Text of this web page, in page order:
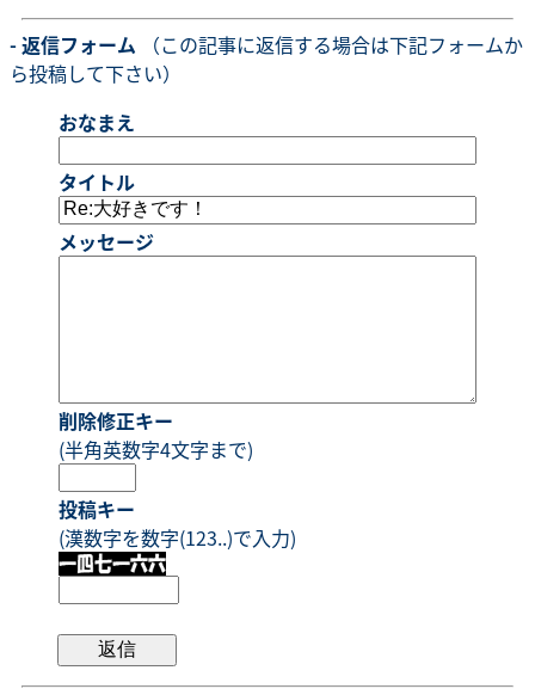
- 返信フォーム （この記事に返信する場合は下記フォームか
ら投稿して下さい）
おなまえ
タイトル
メッセージ
削除修正キー
(半角英数字4文字まで)
投稿キー
(漢数字を数字(123..)で入力)